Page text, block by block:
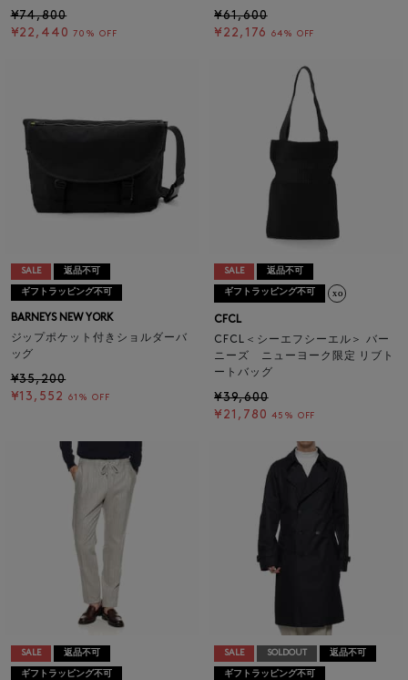
¥74,800
¥22,440
70% OFF
¥61,600
¥22,176
64% OFF
SALE 返品不可
ギフトラッピング不可
BARNEYS NEW YORK
ジップポケット付きショルダーバ
ッグ
¥35,200
¥13,552
61% OFF
SALE 返品不可
ギフトラッピング不可
CFCL
CFCL＜シーエフシーエル＞ バー
ニーズ ニューヨーク限定 リブト
ートバッグ
¥39,600
¥21,780 45% OFF
SALE 返品不可
ギフトラッピング不可
SALE SOLDOUT 返品不可
ギフトラッピング不可